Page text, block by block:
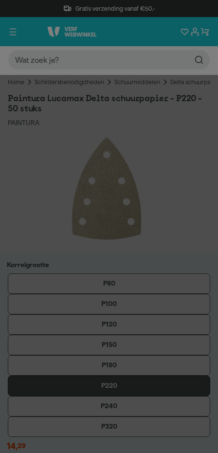
Gratis verzending vanaf €50,-
Home Schildersbenodigdheden Schuurmiddelen Delta
Paintura Lucamax Delta schuurpapier - P220 -
50 stuks
PAINTURA
Korrelgrootte
P80
P100
P120
P150
P180
P220
P240
P320
14,29